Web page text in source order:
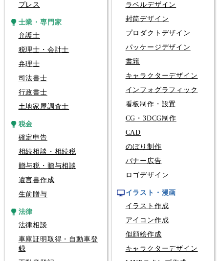
プレス
士業・専門家
弁護士
税理士・会計士
弁理士
司法書士
行政書士
土地家屋調査士
税金
確定申告
相続相談・相続税
贈与税・贈与相談
遺言書作成
生前贈与
法律
法律相談
車庫証明取得・自動車登
録
ラベルデザイン
封筒デザイン
プロダクトデザイン
パッケージデザイン
書籍
キャラクターデザイン
インフォグラフィック
看板制作・設置
CG・3DCG制作
CAD
のぼり制作
バナー広告
ロゴデザイン
イラスト・漫画
イラスト作成
アイコン作成
似顔絵作成
キャラクターデザイン